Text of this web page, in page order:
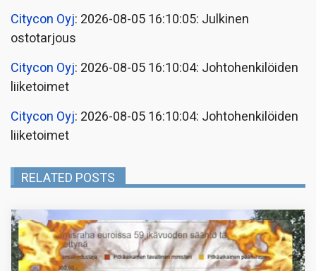
Citycon Oyj: 2026-08-05 16:10:05: Julkinen
ostotarjous
Citycon Oyj: 2026-08-05 16:10:04: Johtohenkilöiden
liiketoimet
Citycon Oyj: 2026-08-05 16:10:04: Johtohenkilöiden
liiketoimet
RELATED POSTS